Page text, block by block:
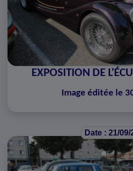
EXPOSITION DE
Image éditée le
Date : 21/09/